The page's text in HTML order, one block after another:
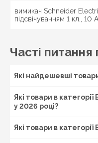
електрики в мережу
натискання на
приводом клавіші
Існує кілька варіантів
вимикач має перший
конструкції можна
стінки підрозетника і
вимикач Schneider
підсвічуванням 1 кл., 10
Часті
Які найдешевші
Які товари в
у 2026 році?
Які товари в